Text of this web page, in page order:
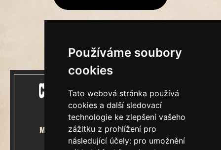
Používáme soubory
cookies
Tato webová stránka používá
cookies a další sledovací
technologie ke zlepšení vašeho
zážitku z prohlížení pro
následující účely: pro umožnění
Mecenášem Cimrmanova Zpravodaje
je společnost